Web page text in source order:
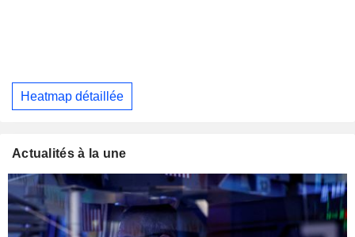
Heatmap détaillée
Actualités à la une